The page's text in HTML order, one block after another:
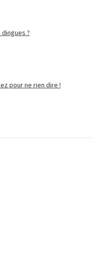
?
pour ne rien dire !